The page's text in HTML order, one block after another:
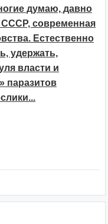
думаю, давно
СССР, современная
Естественно
удержать,
власти и
паразитов